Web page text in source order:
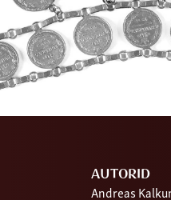
AUTORID
Andreas